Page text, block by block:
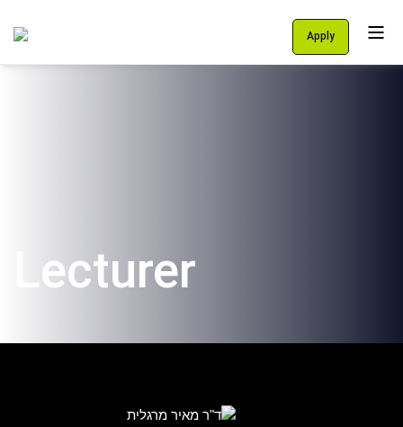
Support Us
Apply
Lecturer